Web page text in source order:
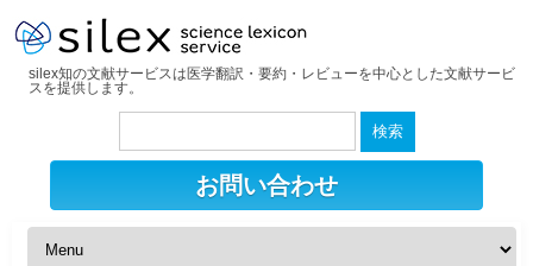
silex知の文献サービスは医学翻訳・要約・レビューを中心とした文献サービ
スを提供します。
検
お問い合わせ